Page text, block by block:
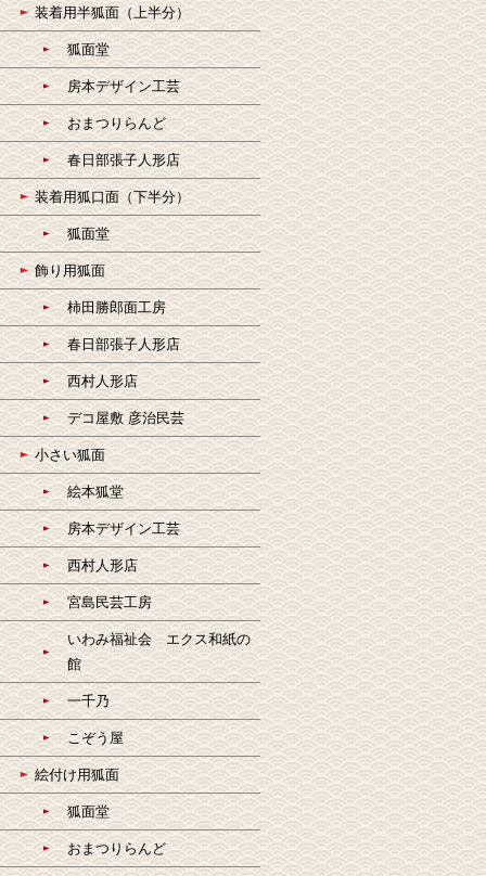
装着用半狐面（上半分）
狐面堂
房本デザイン工芸
おまつりらんど
春日部張子人形店
装着用狐口面（下半分）
狐面堂
飾り用狐面
柿田勝郎面工房
春日部張子人形店
西村人形店
デコ屋敷 彦治民芸
小さい狐面
絵本狐堂
房本デザイン工芸
西村人形店
宮島民芸工房
いわみ福祉会 エクス和紙の
館
一千乃
こぞう屋
絵付け用狐面
狐面堂
おまつりらんど